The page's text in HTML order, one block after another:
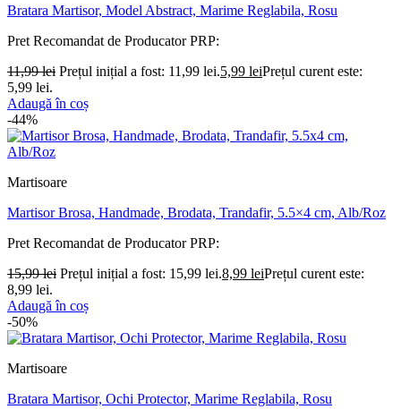
Bratara Martisor, Model Abstract, Marime Reglabila, Rosu
Pret Recomandat de ProducatorPRP:
11,99lei Prețul inițial a fost: 11,99 lei.5,99 leiPrețul curent este:
5,99 lei.
Adaugă în coș
-44%
Martisoare
Martisor Brosa, Handmade, Brodata, Trandafir, 5.5×4 cm, Alb/Roz
Pret Recomandat de ProducatorPRP:
15,99lei Prețul inițial a fost: 15,99 lei.8,99 leiPrețul curent este:
8,99 lei.
Adaugă în coș
-50%
Martisoare
Bratara Martisor, Ochi Protector, Marime Reglabila, Rosu